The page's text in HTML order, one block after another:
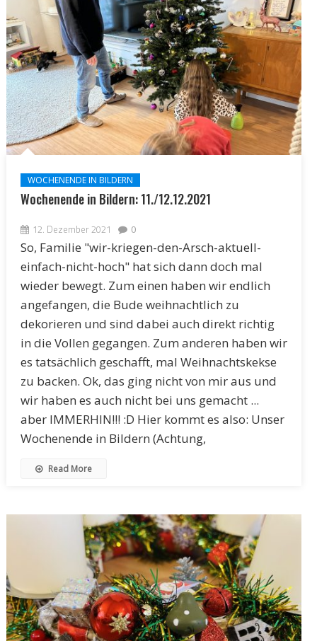
WOCHENENDE IN BILDERN
Wochenende in Bildern: 11./12.12.2021
12. Dezember 2021 0
So, Familie "wir-kriegen-den-Arsch-aktuell-
einfach-nicht-hoch" hat sich dann doch mal
wieder bewegt. Zum einen haben wir endlich
angefangen, die Bude weihnachtlich zu
dekorieren und sind dabei auch direkt richtig
in die Vollen gegangen. Zum anderen haben wir
es tatsächlich geschafft, mal Weihnachtskekse
zu backen. Ok, das ging nicht von mir aus und
wir haben es auch nicht bei uns gemacht ...
aber IMMERHIN!!! :D Hier kommt es also: Unser
Wochenende in Bildern (Achtung,
Read More